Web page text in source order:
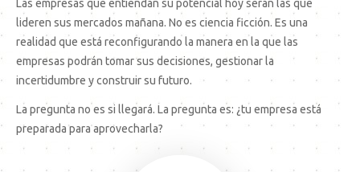
Las empresas que entiendan su potencial hoy serán las que
lideren sus mercados mañana. No es ciencia ficción. Es una
realidad que está reconfigurando la manera en la que las
empresas podrán tomar sus decisiones, gestionar la
incertidumbre y construir su futuro.
La pregunta no es si llegará. La pregunta es: ¿tu empresa está
preparada para aprovecharla?